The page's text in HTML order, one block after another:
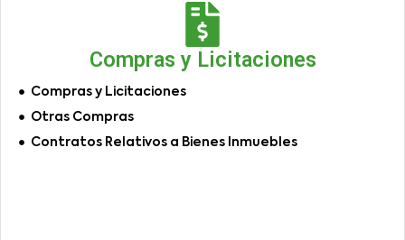
Compras y Licitaciones
Compras y Licitaciones
Otras Compras
Contratos Relativos a Bienes Inmuebles